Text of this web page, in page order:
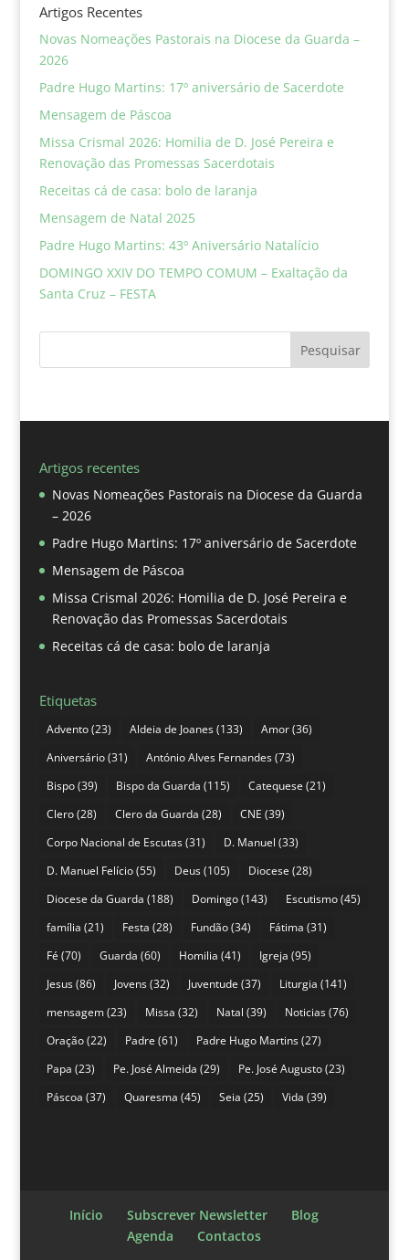
Artigos Recentes
Novas Nomeações Pastorais na Diocese da Guarda –
2026
Padre Hugo Martins: 17º aniversário de Sacerdote
Mensagem de Páscoa
Missa Crismal 2026: Homilia de D. José Pereira e
Renovação das Promessas Sacerdotais
Receitas cá de casa: bolo de laranja
Mensagem de Natal 2025
Padre Hugo Martins: 43º Aniversário Natalício
DOMINGO XXIV DO TEMPO COMUM – Exaltação da
Santa Cruz – FESTA
Pesquisar
Artigos recentes
Novas Nomeações Pastorais na Diocese da Guarda
– 2026
Padre Hugo Martins: 17º aniversário de Sacerdote
Mensagem de Páscoa
Missa Crismal 2026: Homilia de D. José Pereira e
Renovação das Promessas Sacerdotais
Receitas cá de casa: bolo de laranja
Etiquetas
Advento(23) Aldeia de Joanes(133) Amor(36)
Aniversário(31) António Alves Fernandes(73)
Bispo(39) Bispo da Guarda (115) Catequese (21)
Clero(28) Clero da Guarda (28) CNE (39)
Corpo Nacional de Escutas(31) D. Manuel (33)
D. Manuel Felício(55) Deus(105) Diocese (28)
Diocese da Guarda (188) Domingo(143) Escutismo(45)
família (21) Festa (28) Fundão(34) Fátima (31)
Fé (70) Guarda (60) Homilia (41) Igreja (95)
Jesus(86) Jovens(32) Juventude (37) Liturgia (141)
mensagem(23) Missa (32) Natal (39) Noticias(76)
Oração(22) Padre (61) Padre Hugo Martins(27)
Papa (23) Pe. José Almeida (29) Pe. José Augusto(23)
Páscoa (37) Quaresma (45) Seia (25) Vida (39)
Início Subscrever Newsletter
Blog
Agenda
Contactos